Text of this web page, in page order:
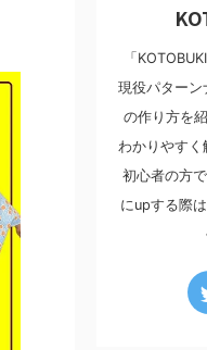
「
現役パターン
の作り方を
わかりやすく
初心者の方
にupする際